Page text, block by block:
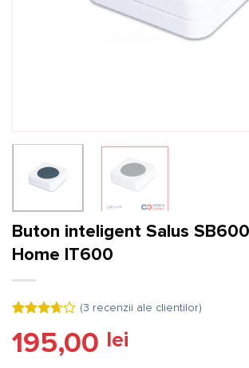
Buton inteligent Salus
Home IT600
la3.67
din 5 pe
(3 recenzii ale clientilor)
195,00 lei